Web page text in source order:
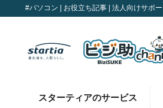
#パソコン | お役立ち記事 | 法人向けサポ
スターティアのサービス